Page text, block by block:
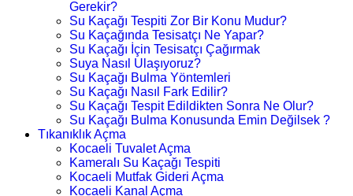
Gerekir?
Su Kaçağı Tespiti Zor Bir Konu Mudur?
Su Kaçağında Tesisatçı Ne Yapar?
Su Kaçağı İçin Tesisatçı Çağırmak
Suya Nasıl Ulaşıyoruz?
Su Kaçağı Bulma Yöntemleri
Su Kaçağı Nasıl Fark Edilir?
Su Kaçağı Tespit Edildikten Sonra Ne Olur?
Su Kaçağı Bulma Konusunda Emin Değilsek ?
Tıkanıklık Açma
Kocaeli Tuvalet Açma
Kameralı Su Kaçağı Tespiti
Kocaeli Mutfak Gideri Açma
Kocaeli Kanal Açma